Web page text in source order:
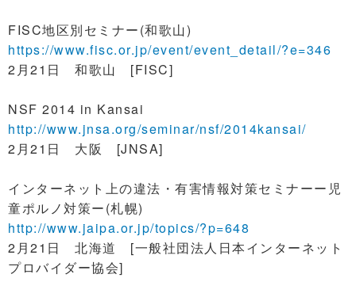
FISC地区別セミナー(和歌山)
https://www.fisc.or.jp/event/event_detail/?e=346
2月21日 和歌山 [FISC]
NSF 2014 in Kansai
http://www.jnsa.org/seminar/nsf/2014kansai/
2月21日 大阪 [JNSA]
インターネット上の違法・有害情報対策セミナーー児
童ポルノ対策ー(札幌)
http://www.jaipa.or.jp/topics/?p=648
2月21日 北海道 [一般社団法人日本インターネット
プロバイダー協会]